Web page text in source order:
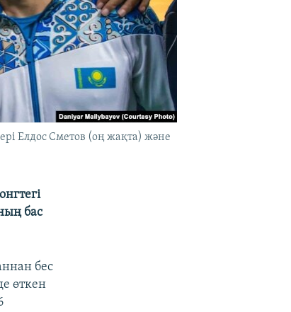
Елдос Сметов (оң жақта) және
бас
бес
өткен